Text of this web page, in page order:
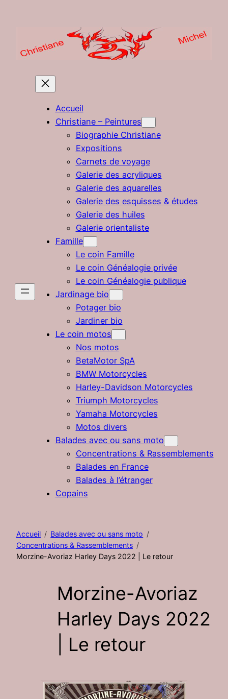
Accueil
Christiane – Peintures
Biographie Christiane
Expositions
Carnets de voyage
Galerie des acryliques
Galerie des aquarelles
Galerie des esquisses & études
Galerie des huiles
Galerie orientaliste
Famille
Le coin Famille
Le coin Généalogie privée
Le coin Généalogie publique
Jardinage bio
Potager bio
Jardiner bio
Le coin motos
Nos motos
BetaMotor SpA
BMW Motorcycles
Harley-Davidson Motorcycles
Triumph Motorcycles
Yamaha Motorcycles
Motos divers
Balades avec ou sans moto
Concentrations & Rassemblements
Balades en France
Balades à l’étranger
Copains
Accueil
Balades avec ou sans moto
Concentrations & Rassemblements
Morzine-Avoriaz Harley Days 2022 | Le retour
Morzine-Avoriaz
Harley Days 2022
| Le retour